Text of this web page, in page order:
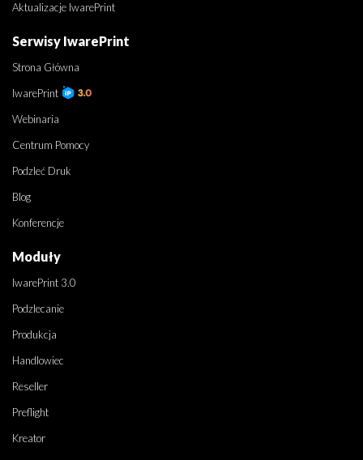
Aktualizacje IwarePrint
Serwisy IwarePrint
Strona Główna
IwarePrint
Webinaria
Centrum Pomocy
Podzleć Druk
Blog
Konferencje
Moduły
IwarePrint 3.0
Podzlecanie
Produkcja
Handlowiec
Reseller
Preflight
Kreator